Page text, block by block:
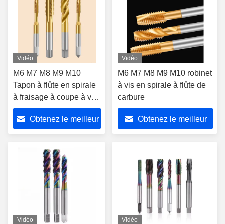
Vidéo
M6 M7 M8 M9 M10
Tapon à flûte en spirale
à fraisage à coupe à vis
métrique Tapon à fil à
vis
Obtenez le meilleur
Vidéo
M6 M7 M8 M9 M10 robinet
à vis en spirale à flûte de
carbure
Obtenez le meilleur
Vidéo Vidéo